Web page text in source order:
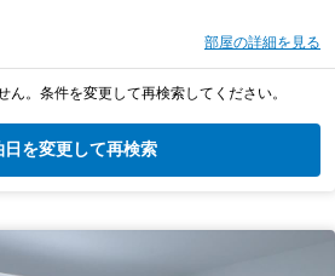
部屋の詳細を見る
ん。条件を変更して再検索してください。
日を変更して再検索